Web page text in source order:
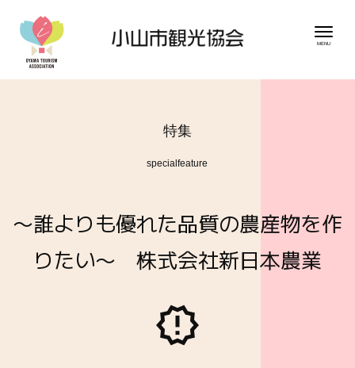
特集
specialfeature
〜誰よりも優れた品質の農産物を作
りたい〜 株式会社新日本農業